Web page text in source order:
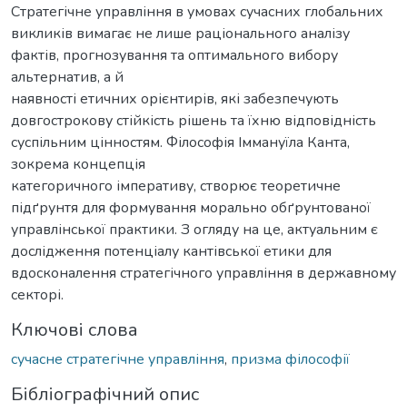
Стратегічне управління в умовах сучасних глобальних
викликів вимагає не лише раціонального аналізу
фактів, прогнозування та оптимального вибору
альтернатив, а й
наявності етичних орієнтирів, які забезпечують
довгострокову стійкість рішень та їхню відповідність
суспільним цінностям. Філософія Іммануїла Канта,
зокрема концепція
категоричного імперативу, створює теоретичне
підґрунтя для формування морально обґрунтованої
управлінської практики. З огляду на це, актуальним є
дослідження потенціалу кантівської етики для
вдосконалення стратегічного управління в державному
секторі.
Ключові слова
сучасне стратегічне управління, призма філософії
Бібліографічний опис